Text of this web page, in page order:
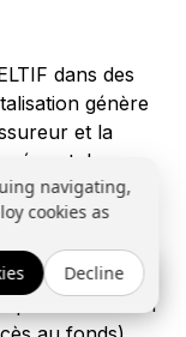
dans des
génère
et la
et des
entre
pour la relation
navigating,
cookies as
Decline
une démo →